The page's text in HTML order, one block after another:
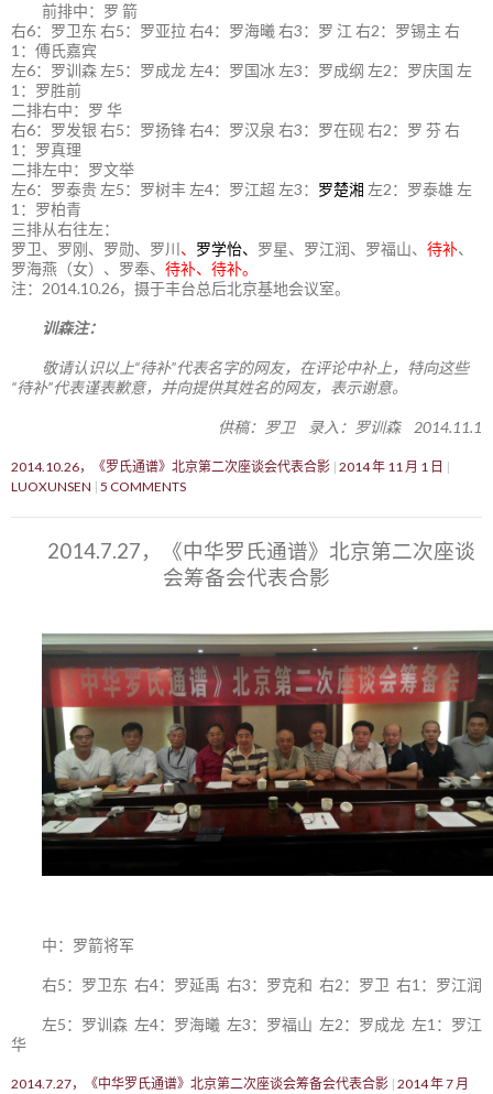
前排中：罗 箭
右6：罗卫东 右5：罗亚拉 右4：罗海曦 右3：罗 江 右2：罗锡主 右
1：傅氏嘉宾
左6：罗训森 左5：罗成龙 左4：罗国冰 左3：罗成纲 左2：罗庆国 左
1：罗胜前
二排右中：罗 华
右6：罗发银 右5：罗扬锋 右4：罗汉泉 右3：罗在砚 右2：罗 芬 右
1：罗真理
二排左中：罗文举
左6：罗泰贵 左5：罗树丰 左4：罗江超 左3： 罗楚湘 左2：罗泰雄 左
1：罗柏青
三排从右往左：
罗卫、罗刚、罗勋、罗川 、 罗学怡、 罗星、罗江润、罗福山、 待补、
罗海燕（女）、罗奉、 待补、待补。
注：2014.10.26，摄于丰台总后北京基地会议室。
训森注：
敬请认识以上“待补”代表名字的网友，在评论中补上，特向这些
“待补”代表谨表歉意，并向提供其姓名的网友，表示谢意。
供稿：罗卫 录入：罗训森 2014.11.1
2014.10.26，《罗氏通谱》北京第二次座谈会代表合影 2014 年 11 月 1 日
LUOXUNSEN 5 COMMENTS
2014.7.27，《中华罗氏通谱》北京第二次座谈
会筹备会代表合影
中：罗箭将军
右5：罗卫东 右4：罗延禹 右3：罗克和 右2：罗卫 右1：罗江润
左5：罗训森 左4：罗海曦 左3：罗福山 左2：罗成龙 左1：罗江
华
2014.7.27，《中华罗氏通谱》北京第二次座谈会筹备会代表合影 2014 年 7 月